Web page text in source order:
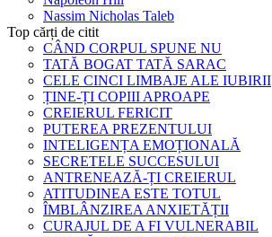
Nassim Nicholas Taleb
Top cărți de citit
CÂND CORPUL SPUNE NU
TATĂ BOGAT TATĂ SARAC
CELE CINCI LIMBAJE ALE IUBIRII
ȚINE-ȚI COPIII APROAPE
CREIERUL FERICIT
PUTEREA PREZENTULUI
INTELIGENȚA EMOȚIONALĂ
SECRETELE SUCCESULUI
ANTRENEAZĂ-ȚI CREIERUL
ATITUDINEA ESTE TOTUL
ÎMBLÂNZIREA ANXIETĂȚII
CURAJUL DE A FI VULNERABIL